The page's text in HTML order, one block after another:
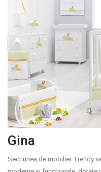
Gina
Sectiunea de mobilier Trendy